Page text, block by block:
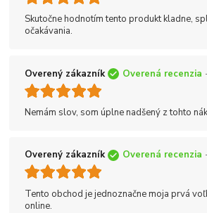
Skutočne hodnotím tento produkt kladne,
očakávania.
Overený zákazník Overená recenzia
Nemám slov, som úplne nadšený z tohto
Overený zákazník Overená recenzia
Tento obchod je jednoznačne moja prvá
online.